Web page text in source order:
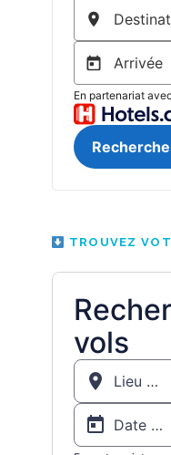
TROUVEZ